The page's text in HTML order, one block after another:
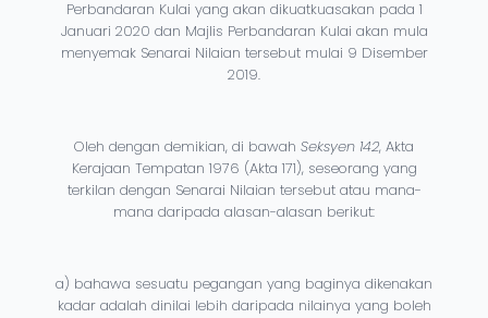
Perbandaran Kulai yang akan dikuatkuasakan pada 1
Januari 2020 dan Majlis Perbandaran Kulai akan mula
menyemak Senarai Nilaian tersebut mulai 9 Disember
2019.
Oleh dengan demikian, di bawah Seksyen 142, Akta
Kerajaan Tempatan 1976 (Akta 171), seseorang yang
terkilan dengan Senarai Nilaian tersebut atau mana-
mana daripada alasan-alasan berikut:
a) bahawa sesuatu pegangan yang baginya dikenakan
kadar adalah dinilai lebih daripada nilainya yang boleh